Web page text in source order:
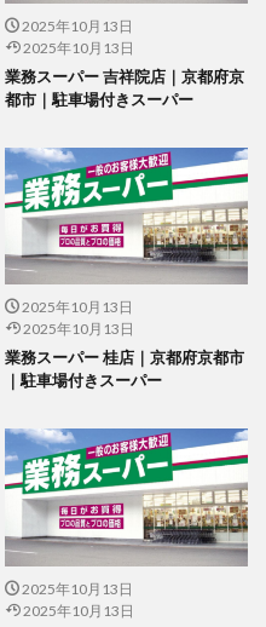
2025年10月13日
2025年10月13日
業務スーパー 吉祥院店｜京都府京
都市｜駐車場付きスーパー
2025年10月13日
2025年10月13日
業務スーパー 桂店｜京都府京都市
｜駐車場付きスーパー
2025年10月13日
2025年10月13日